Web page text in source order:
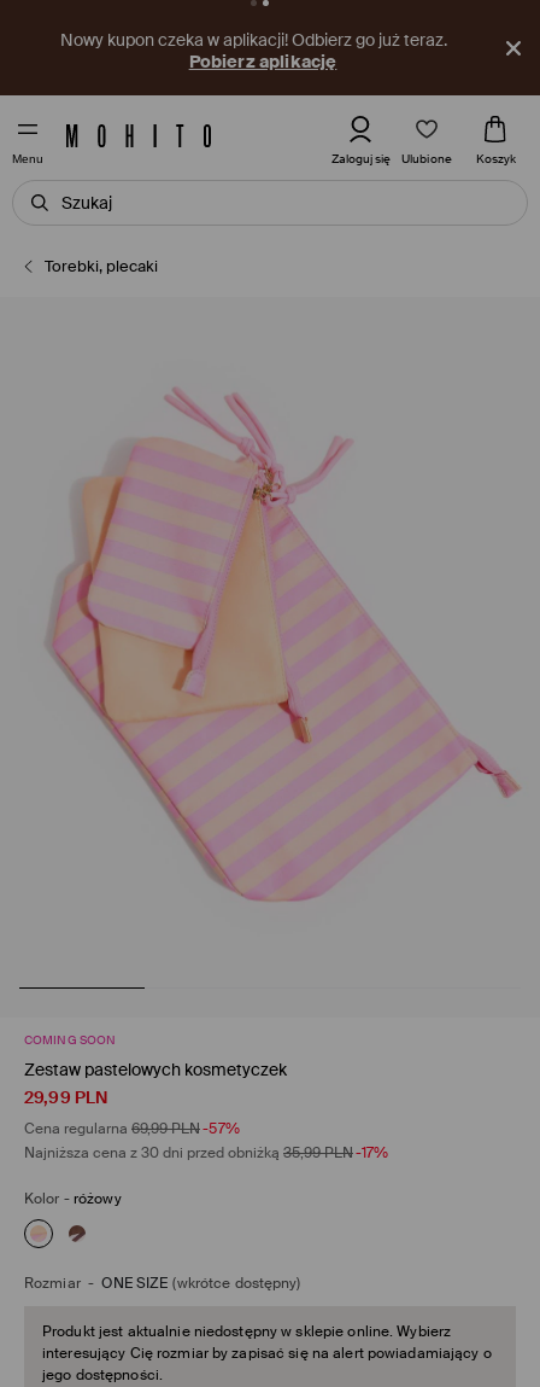
Nowy kupon czeka w aplikacji! Odbierz go już teraz.
Pobierz aplikację
Menu Zaloguj się Ulubione Koszyk
Torebki, plecaki
COMING SOON
Zestaw pastelowych kosmetyczek
29,99 PLN
Cena regularna 69,99PLN-57%
Najniższa cena z 30 dni przed obniżką 35,99PLN-17%
Kolor - różowy
Rozmiar-ONE SIZE (wkrótce dostępny)
Produkt jest aktualnie niedostępny w sklepie online. Wybierz
interesujący Cię rozmiar by zapisać się na alert powiadamiający o
jego dostępności.